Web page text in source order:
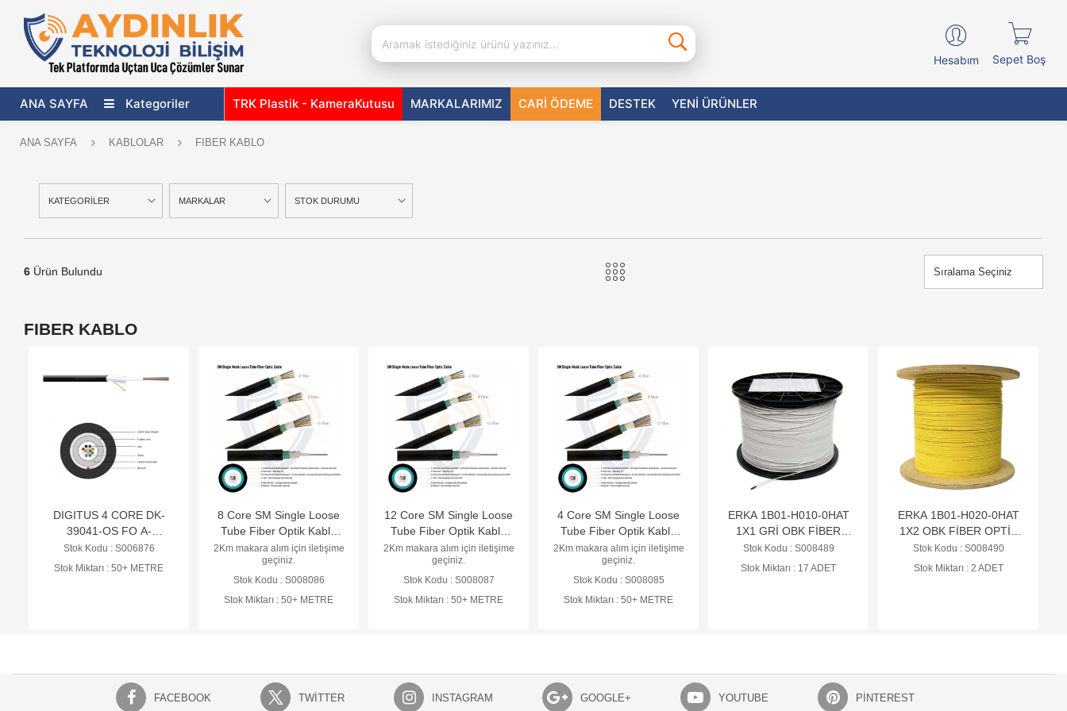
Hesabım Sepet Boş
ANA SAYFA Kategoriler TRK Plastik - KameraKutusu MARKALARIMIZ CARİ ÖDEME DESTEK YENİ ÜRÜNLER
ANA SAYFA KABLOLAR FIBER KABLO
KATEGORİLER MARKALAR STOK DURUMU
6 Ürün Bulundu
FIBER KABLO
DIGITUS 4 CORE DK-
39041-OS FO A-
DQ(ZN)SR2Y
4G09/125ae-SM,OS2,
Stok Kodu : S006876
Stok Miktarı : 50+ METRE
8 Core SM Single Loose
Tube Fiber Optik Kablo
(AF-008-2A2191A)
2Km makara alım için iletişime
geçiniz.
Stok Kodu : S008086
Stok Miktarı : 50+ METRE
12 Core SM Single Loose
Tube Fiber Optik Kablo
(AF-012-2A2191A)
2Km makara alım için iletişime
geçiniz.
Stok Kodu : S008087
Stok Miktarı : 50+ METRE
4 Core SM Single Loose
Tube Fiber Optik Kablo
(AF-004-2A2191A)
2Km makara alım için iletişime
geçiniz.
Stok Kodu : S008085
Stok Miktarı : 50+ METRE
ERKA 1B01-H010-0HAT
1X1 GRİ OBK FİBER
OPTİK SX-ZIPCORD (HF)
- 1000MT
Stok Kodu : S008489
Stok Miktarı : 17 ADET
ERKA 1B01-H020-0HAT
1X2 OBK FİBER OPTİK
DX-ZIPCORD (HF) -
1000MT
Stok Kodu : S008490
Stok Miktarı : 2 ADET
FACEBOOK TWITTER INSTAGRAM GOOGLE+ YOUTUBE PINTEREST